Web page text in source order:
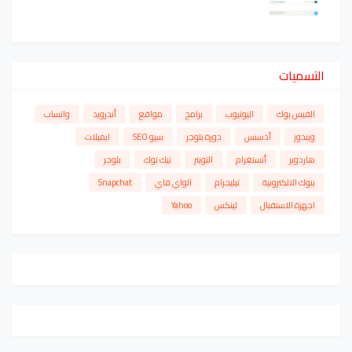
التسميات
الفيس بوك اليوتيوب برامج مواقع أندرويد
واتساب
ويندوز
أدسنس دورة بلوجر سيو SEO
ايميلات
هاردوير
أنستغرام التويتر تيك توك
بلوجر
بنوك الالكترونية
تيليجرام الواي فاي
Snapchat
اجهزة الاستقبال
لينكس Yahoo